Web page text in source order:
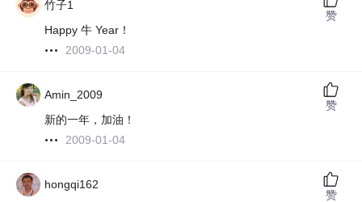
竹子1
Happy 牛 Year！
2009-01-04
赞
Amin_2009
新的一年，加油！
2009-01-04
赞
hongqi162
赞